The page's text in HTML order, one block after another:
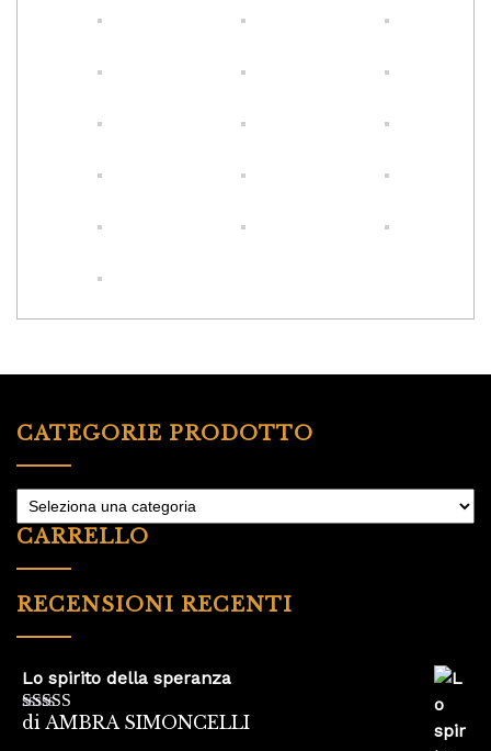
CATEGORIE PRODOTTO
CARRELLO
RECENSIONI RECENTI
Lo spirito della speranza
Valutato5su
di AMBRA SIMONCELLI